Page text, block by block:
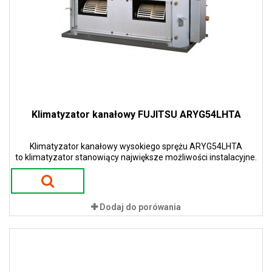
Klimatyzator kanałowy FUJITSU ARYG54LHTA
Klimatyzator kanałowy wysokiego sprężu ARYG54LHTA
to klimatyzator stanowiący największe możliwości instalacyjne.
Dodaj do porówania